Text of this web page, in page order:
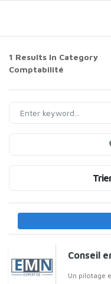
1 Results In Category
Comptabilité
Conseil
Un pilotage